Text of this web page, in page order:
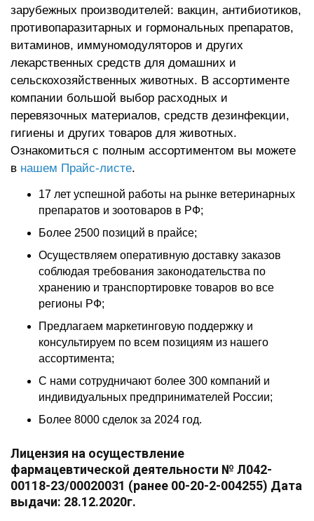
зарубежных производителей: вакцин, антибиотиков,
противопаразитарных и гормональных препаратов,
витаминов, иммуномодуляторов и других
лекарственных средств для домашних и
сельскохозяйственных животных. В ассортименте
компании большой выбор расходных и
перевязочных материалов, средств дезинфекции,
гигиены и других товаров для животных.
Ознакомиться с полным ассортиментом вы можете
в нашем Прайс-листе.
17 лет успешной работы на рынке ветеринарных
препаратов и зоотоваров в РФ;
Более 2500 позиций в прайсе;
Осуществляем оперативную доставку заказов
соблюдая требования законодательства по
хранению и транспортировке товаров во все
регионы РФ;
Предлагаем маркетинговую поддержку и
консультируем по всем позициям из нашего
ассортимента;
С нами сотрудничают более 300 компаний и
индивидуальных предпринимателей России;
Более 8000 сделок за 2024 год.
Лицензия на осуществление
фармацевтической деятельности № Л042-
00118-23/00020031 (ранее 00-20-2-004255) Дата
выдачи: 28.12.2020г.